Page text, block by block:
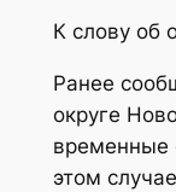
К слову об
Ранее
округе
временные
этом